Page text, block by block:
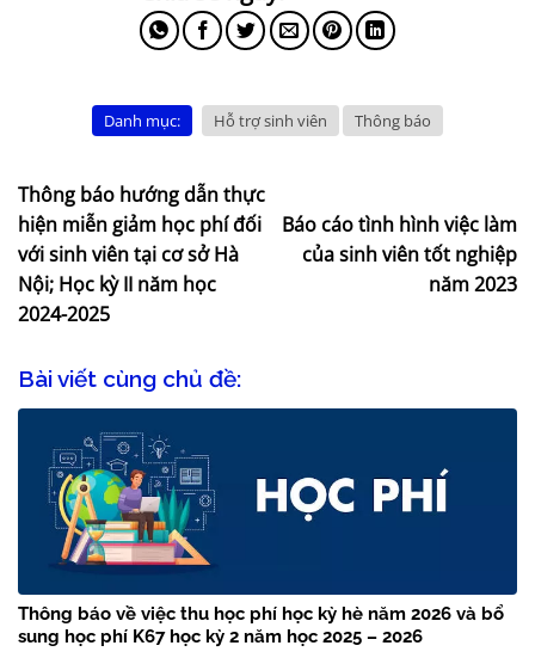
Danh mục: Hỗ trợ sinh viên Thông báo
Thông báo hướng dẫn thực
hiện miễn giảm học phí đối
với sinh viên tại cơ sở Hà
Nội; Học kỳ II năm học
2024-2025
Báo cáo tình hình việc làm
của sinh viên tốt nghiệp
năm 2023
Bài viết cùng chủ đề:
Thông báo về việc thu học phí học kỳ hè năm 2026 và bổ
sung học phí K67 học kỳ 2 năm học 2025 – 2026